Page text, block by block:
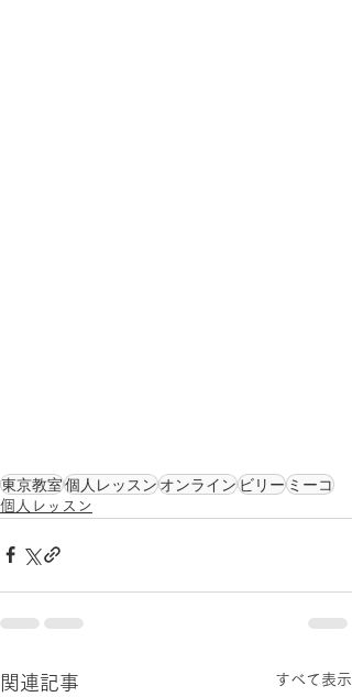
東京教室個人レッスンオンラインビリーミーコ
個人レッスン
関連記事 すべて表示